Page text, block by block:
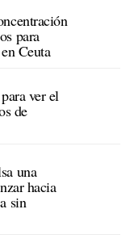
para
Ceuta
ver el
de
una
hacia
sin